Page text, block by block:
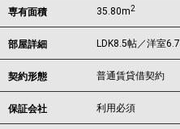
専有面積 35.80m2
部屋詳細 LDK8.5帖／洋室
契約形態 普通賃貸借契約
保証会社 利用必須